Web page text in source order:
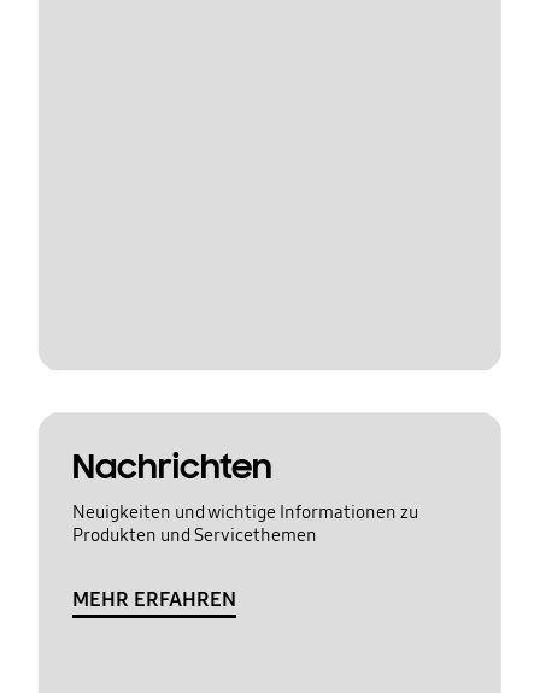
Nachrichten
Neuigkeiten und wichtige Informationen zu
Produkten und Servicethemen
MEHR ERFAHREN